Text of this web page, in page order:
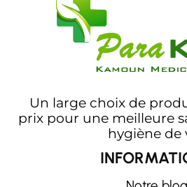
Un large choix de
prix pour une meilleure
hygiène de